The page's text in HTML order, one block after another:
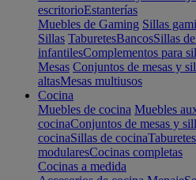
escritorioEstanterías
Muebles de Gaming Sillas
Sillas TaburetesBancosSillas
infantilesComplementos para
Mesas Conjuntos de mesas y
altasMesas multiusos
Cocina
Muebles de cocina Muebles
cocinaConjuntos de mesas y
cocinaSillas de cocina
modularesCocinas completas
Cocinas a medida